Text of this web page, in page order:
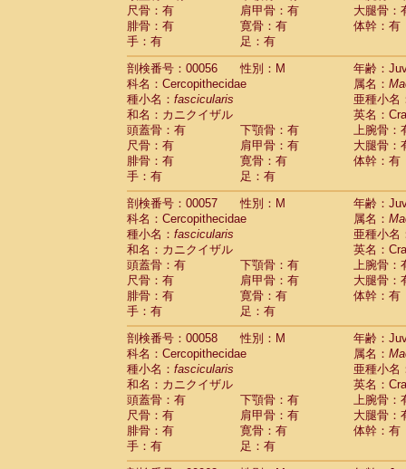
CercopithecidaeMacaca silenus(0)
CercopithecidaeMacaca sinica (0)
CercopithecidaeMacaca sylvanus
CercopithecidaeMacaca thibetana (0)
Cercopithecidae Macaca tonkeana (0)
Cercopithecidae hybrid(1)
Cercopithecidae (0)
CercopithecidaeAllenopithecus
CercopithecidaeCercopithecus
CercopithecidaeCercopithecus
CercopithecidaeCercopithecus
CercopithecidaeCercopithecus diana
CercopithecidaeCercopithecus
Cercopithecidae
Cercopithecus
Cercopithecidae
Cercopithecus mitis
CercopithecidaeCercopithecus mitis
CercopithecidaeCercopithecus mitis
CercopithecidaeCercopithecus mona
CercopithecidaeCercopithecus
CercopithecidaeCercopithecus
CercopithecidaeCercopithecus
Cercopithecidae
Cercopithecusspp.(0)
Cercopithecidae
Chlorocebus
CercopithecidaeChlorocebus
CercopithecidaeErythrocebus patas
CercopithecidaeMiopithecus talapoin
CercopithecidaeCercopithecinae spp.
CercopithecidaeColobus angolensis
尺骨：有
肩甲骨：有
大腿骨：
腓骨：有
寛骨：有
体幹：有
手：有
足：有
剖検番号：00056
性別：M
年齢：
科名：Cercopithecidae
属名：
種小名： fascicularis
亜種小名
和名：カニクイザル
英名：
頭蓋骨：有
下顎骨：有
上腕骨：
尺骨：有
肩甲骨：有
大腿骨：
腓骨：有
寛骨：有
体幹：有
手：有
足：有
剖検番号：00057
性別：M
年齢：
科名：Cercopithecidae
属名：
種小名： fascicularis
亜種小名
和名：カニクイザル
英名：
頭蓋骨：有
下顎骨：有
上腕骨：
尺骨：有
肩甲骨：有
大腿骨：
腓骨：有
寛骨：有
体幹：有
手：有
足：有
剖検番号：00058
性別：M
年齢：
科名：Cercopithecidae
属名：
種小名： fascicularis
亜種小名
和名：カニクイザル
英名：
頭蓋骨：有
下顎骨：有
上腕骨：
尺骨：有
肩甲骨：有
大腿骨：
腓骨：有
寛骨：有
体幹：有
手：有
足：有